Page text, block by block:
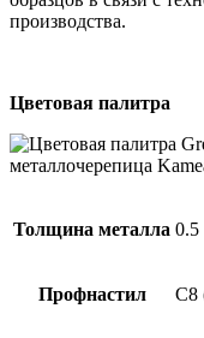
производства.
Цветовая палитра
Толщина металла 0.5
Профнастил С8